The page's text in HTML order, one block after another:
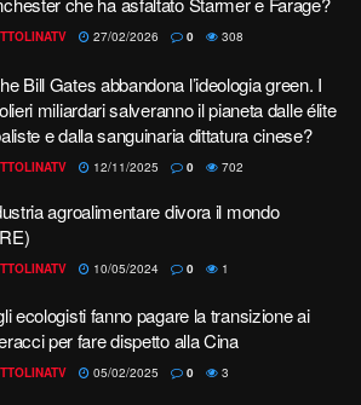
27/02/2026 0 308
Bill Gates abbandona l’ideologia green. I
miliardari salveranno il pianeta dalle élite
e dalla sanguinaria dittatura cinese?
12/11/2025 0 702
agroalimentare divora il mondo
10/05/2024 0 1
ecologisti fanno pagare la transizione ai
per fare dispetto alla Cina
05/02/2025 0 3